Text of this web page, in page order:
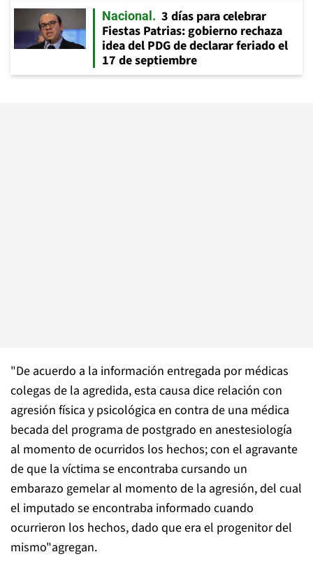
Nacional
3 días para celebrar
Fiestas Patrias: gobierno rechaza
idea del PDG de declarar feriado el
17 de septiembre
"De acuerdo a la información entregada por médicas
colegas de la agredida, esta causa dice relación con
agresión física y psicológica en contra de una médica
becada del programa de postgrado en anestesiología
al momento de ocurridos los hechos; con el agravante
de que la víctima se encontraba cursando un
embarazo gemelar al momento de la agresión, del cual
el imputado se encontraba informado cuando
ocurrieron los hechos, dado que era el progenitor del
mismo"agregan.